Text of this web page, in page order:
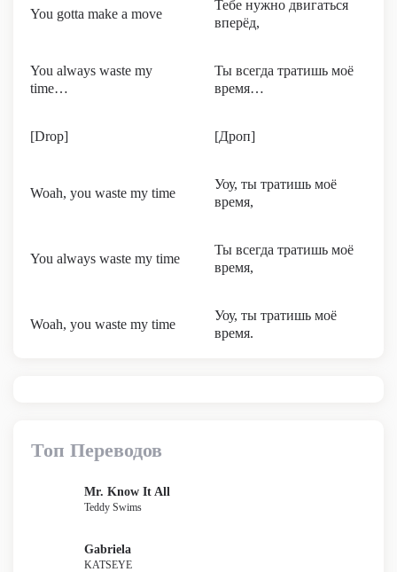
You gotta make a move
Тебе нужно двигаться
вперёд,
You always waste my
time…
Ты всегда тратишь моё
время…
[Drop] [Дроп]
Woah, you waste my time
Уоу, ты тратишь моё
время,
You always waste my time
Ты всегда тратишь моё
время,
Woah, you waste my time
Уоу, ты тратишь моё
время.
Топ Переводов
Mr. Know It All
Teddy Swims
Gabriela
KATSEYE